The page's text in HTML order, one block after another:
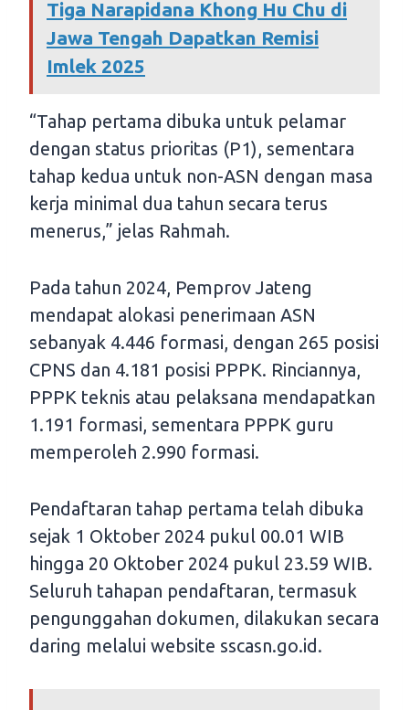
Tiga Narapidana Khong Hu Chu di
Jawa Tengah Dapatkan Remisi
Imlek 2025
“Tahap pertama dibuka untuk pelamar
dengan status prioritas (P1), sementara
tahap kedua untuk non-ASN dengan masa
kerja minimal dua tahun secara terus
menerus,” jelas Rahmah.
Pada tahun 2024, Pemprov Jateng
mendapat alokasi penerimaan ASN
sebanyak 4.446 formasi, dengan 265 posisi
CPNS dan 4.181 posisi PPPK. Rinciannya,
PPPK teknis atau pelaksana mendapatkan
1.191 formasi, sementara PPPK guru
memperoleh 2.990 formasi.
Pendaftaran tahap pertama telah dibuka
sejak 1 Oktober 2024 pukul 00.01 WIB
hingga 20 Oktober 2024 pukul 23.59 WIB.
Seluruh tahapan pendaftaran, termasuk
pengunggahan dokumen, dilakukan secara
daring melalui website sscasn.go.id.